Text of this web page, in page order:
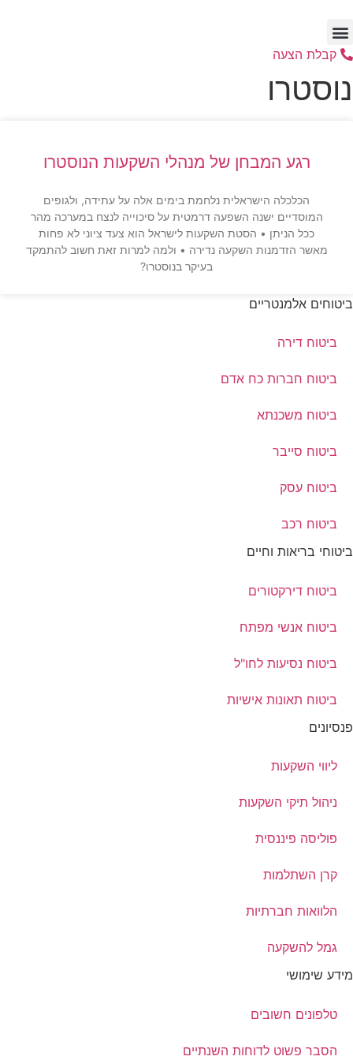
לתוכן
קבלת הצעה
נוסטרו
רגע המבחן של מנהלי השקעות הנוסטרו
הכלכלה הישראלית נלחמת בימים אלה על עתידה, ולגופים
המוסדיים ישנה השפעה דרמטית על סיכוייה לנצח במערכה מהר
ככל הניתן • הסטת השקעות לישראל הוא צעד ציוני לא פחות
מאשר הזדמנות השקעה נדירה • ולמה למרות זאת חשוב להתמקד
בעיקר בנוסטרו?
ביטוחים אלמנטריים
ביטוח דירה
ביטוח חברות כח אדם
ביטוח משכנתא
ביטוח סייבר
ביטוח עסק
ביטוח רכב
ביטוחי בריאות וחיים
ביטוח דירקטורים
ביטוח אנשי מפתח
ביטוח נסיעות לחו"ל
ביטוח תאונות אישיות
פנסיונים
ליווי השקעות
ניהול תיקי השקעות
פוליסה פיננסית
קרן השתלמות
הלוואות חברתיות
גמל להשקעה
מידע שימושי
טלפונים חשובים
הסבר פשוט לדוחות השנתיים